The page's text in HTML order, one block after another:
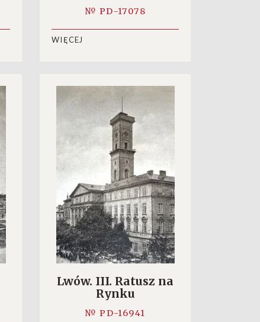
№ PD-17078
WIĘCEJ
Lwów. III. Ratusz na
Rynku
№ PD-16941